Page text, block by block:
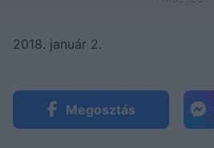
2018. január 2.
Megosztás